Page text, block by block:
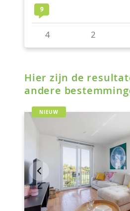
Hier zijn de
andere